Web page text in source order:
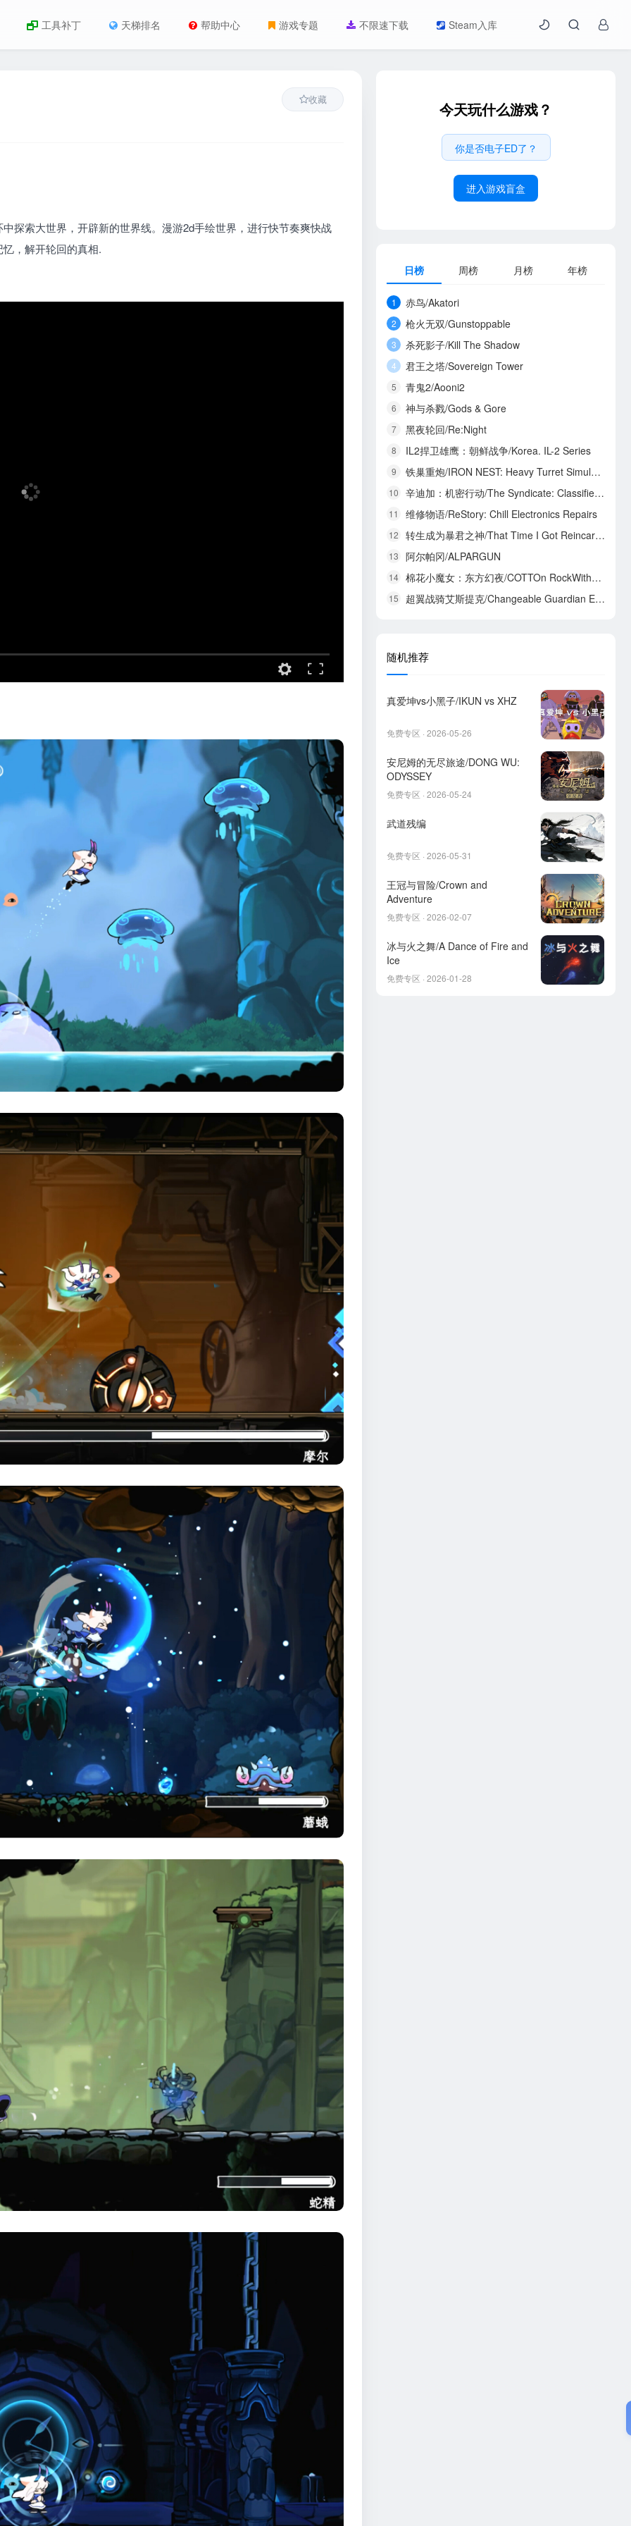
工具补丁 天梯排名 帮助中心 游戏专题 不限速下载 Steam入库
收藏
探索大世界，开辟新的世界线。漫游2d手绘世界，进行快节奏爽快战
，解开轮回的真相.
今天玩什么游戏？
你是否电子ED了？
进入游戏盲盒
日榜 周榜 月榜 年榜
1 赤鸟/Akatori
2 枪火无双/Gunstoppable
3 杀死影子/Kill The Shadow
4 君王之塔/Sovereign Tower
5 青鬼2/Aooni2
6 神与杀戮/Gods & Gore
7 黑夜轮回/Re:Night
8 IL2捍卫雄鹰：朝鲜战争/Korea. IL-2 Series
9 铁巢重炮/IRON NEST: Heavy Turret Simulator
10 辛迪加：机密行动/The Syndicate: Classified Operations
11 维修物语/ReStory: Chill Electronics Repairs
12 转生成为暴君之神/That Time I Got Reincarnated as a Tyrant God
13 阿尔帕冈/ALPARGUN
14 棉花小魔女：东方幻夜/COTTOn RockWithYou -ORIENTAL NIGHT DREAMS-
15 超翼战骑艾斯提克/Changeable Guardian ESTIQUE
随机推荐
真爱坤vs小黑子/IKUN vs XHZ
免费专区 · 2026-05-26
安尼姆的无尽旅途/DONG WU:
ODYSSEY
免费专区 · 2026-05-24
武道残编
免费专区 · 2026-05-31
王冠与冒险/Crown and
Adventure
免费专区 · 2026-02-07
冰与火之舞/A Dance of Fire and
Ice
免费专区 · 2026-01-28